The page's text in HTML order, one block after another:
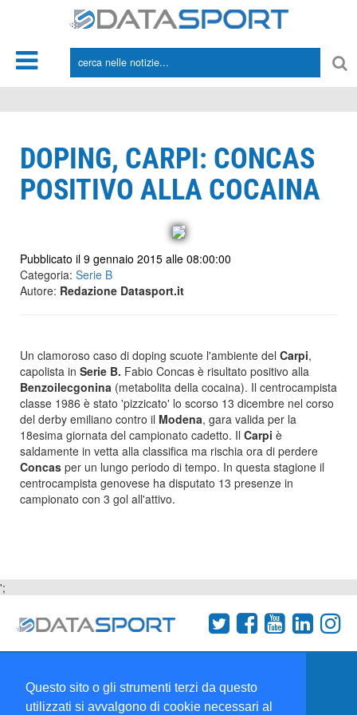
Questo sito o gli strumenti terzi da questo
utilizzati si avvalgono di cookie necessari al
DOPING, CARPI: CONCAS
POSITIVO ALLA COCAINA
Pubblicato il 9 gennaio 2015 alle 08:00:00
Categoria: Serie B
Autore: Redazione Datasport.it
Un clamoroso caso di doping scuote l'ambiente del Carpi,
capolista in Serie B. Fabio Concas è risultato positivo alla
Benzoilecgonina (metabolita della cocaina). Il centrocampista
classe 1986 è stato 'pizzicato' lo scorso 13 dicembre nel corso
del derby emiliano contro il Modena, gara valida per la
18esima giornata del campionato cadetto. Il Carpi è
saldamente in vetta alla classifica ma rischia ora di perdere
Concas per un lungo periodo di tempo. In questa stagione il
centrocampista genovese ha disputato 13 presenze in
campionato con 3 gol all'attivo.
';
Collabora con noi